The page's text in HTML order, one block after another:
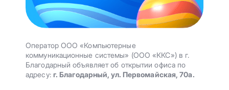
Оператор ООО «Компьютерные
коммуникационные системы» (ООО «ККС») в г.
Благодарный объявляет об открытии офиса по
адресу: г. Благодарный, ул. Первомайская, 70а.